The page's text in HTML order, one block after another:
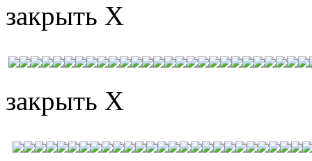
закрыть X
закрыть X